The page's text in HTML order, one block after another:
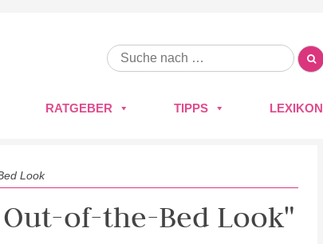
RATGEBER TIPPS LEXIKON
Look
of-the-Bed Look"